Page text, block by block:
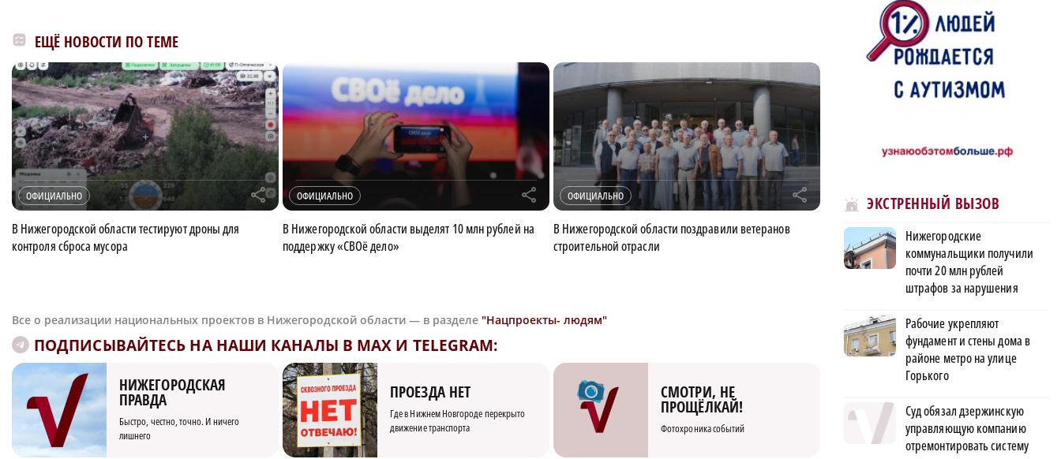
ЕЩЁ НОВОСТИ ПО ТЕМЕ
ОФИЦИАЛЬНО r
В Нижегородской области тестируют дроны для
контроля сброса мусора
ОФИЦИАЛЬНО r
В Нижегородской области выделят 10 млн рублей на
поддержку «СВОё дело»
ОФИЦИАЛЬНО r
В Нижегородской области поздравили ветеранов
строительной отрасли
Все о реализации национальных проектов в Нижегородской области — в разделе "Нацпроекты- людям"
ПОДПИСЫВАЙТЕСЬ НА НАШИ КАНАЛЫ В MAX И TELEGRAM:
НИЖЕГОРОДСКАЯ
ПРАВДА
Быстро, честно, точно. И ничего
лишнего
ПРОЕЗДА НЕТ
Где в Нижнем Новгороде перекрыто
движение транспорта
СМОТРИ, НЕ
ПРОЩЁЛКАЙ!
Фотохроника событий
ЭКСТРЕННЫЙ ВЫЗОВ
Нижегородские
коммунальщики получили
почти 20 млн рублей
штрафов за нарушения
Рабочие укрепляют
фундамент и стены дома в
районе метро на улице
Горького
Суд обязал дзержинскую
управляющую компанию
отремонтировать систему